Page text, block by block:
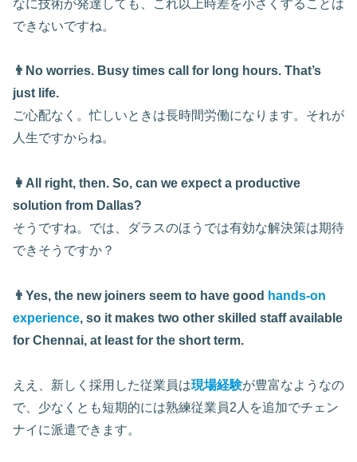
なに技術が発達しても、これ以上時差を小さくすることは
できないですね。
👨No worries. Busy times call for long hours. That’s
just life.
ご心配なく。忙しいときは長時間労働になります。それが
人生ですからね。
👩All right, then. So, can we expect a productive
solution from Dallas?
そうですね。では、ダラスのほうでは有効な解決策は期待
できそうですか？
👨Yes, the new joiners seem to have good hands-on
experience, so it makes two other skilled staff available
for Chennai, at least for the short term.
ええ、新しく採用した従業員は現場経験が豊富なようなの
で、少なくとも短期的には熟練従業員2人を追加でチェン
ナイに派遣できます。